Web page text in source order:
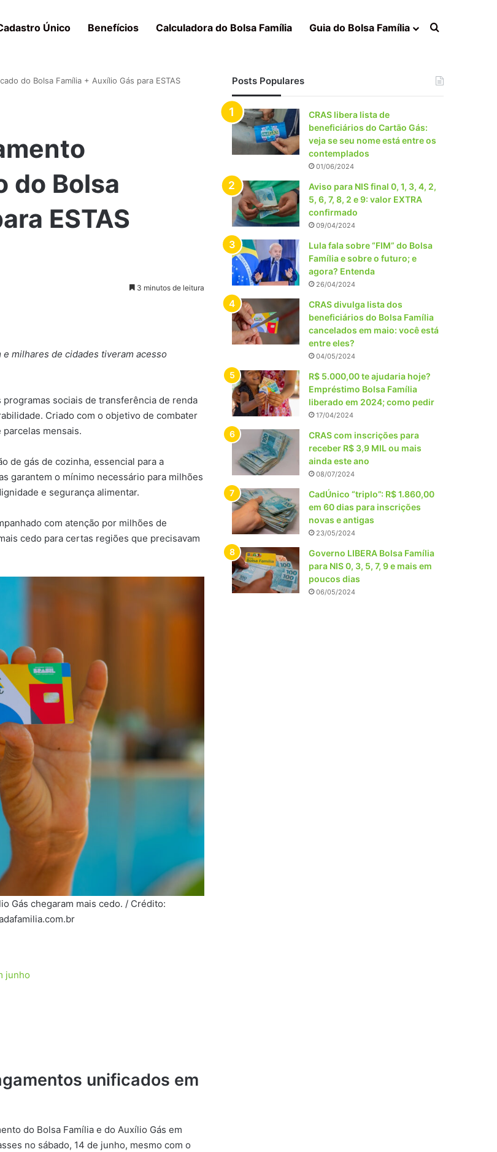
Único Benefícios Calculadora do Bolsa Família Guia do Bolsa Família Procurar por
do Bolsa Família + Auxílio Gás para ESTAS
do Bolsa
ESTAS
3 minutos de leitura
e milhares de cidades tiveram acesso
sociais de transferência de renda
Criado com o objetivo de combater
mensais.
de gás de cozinha, essencial para a
garantem o mínimo necessário para milhões
e segurança alimentar.
com atenção por milhões de
cedo para certas regiões que precisavam
Gás chegaram mais cedo. / Crédito:
junho
unificados em
do Bolsa Família e do Auxílio Gás em
no sábado, 14 de junho, mesmo com o
Posts Populares
CRAS libera lista de
beneficiários do Cartão Gás:
veja se seu nome está entre os
contemplados
01/06/2024
Aviso para NIS final 0, 1, 3, 4, 2,
5, 6, 7, 8, 2 e 9: valor EXTRA
confirmado
09/04/2024
Lula fala sobre “FIM” do Bolsa
Família e sobre o futuro; e
agora? Entenda
26/04/2024
CRAS divulga lista dos
beneficiários do Bolsa Família
cancelados em maio: você está
entre eles?
04/05/2024
R$ 5.000,00 te ajudaria hoje?
Empréstimo Bolsa Família
liberado em 2024; como pedir
17/04/2024
CRAS com inscrições para
receber R$ 3,9 MIL ou mais
ainda este ano
08/07/2024
CadÚnico “triplo”: R$ 1.860,00
em 60 dias para inscrições
novas e antigas
23/05/2024
Governo LIBERA Bolsa Família
para NIS 0, 3, 5, 7, 9 e mais em
poucos dias
06/05/2024